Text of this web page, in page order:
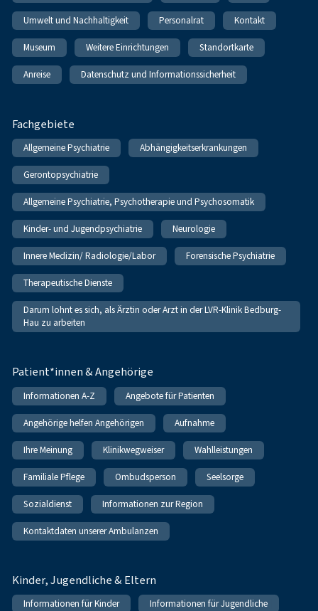
Umwelt und Nachhaltigkeit Personalrat Kontakt
Museum Weitere Einrichtungen Standortkarte
Anreise Datenschutz und Informationssicherheit
Fachgebiete
Allgemeine Psychiatrie Abhängigkeitserkrankungen
Gerontopsychiatrie
Allgemeine Psychiatrie, Psychotherapie und Psychosomatik
Kinder- und Jugendpsychiatrie Neurologie
Innere Medizin/ Radiologie/Labor Forensische Psychiatrie
Therapeutische Dienste
Darum lohnt es sich, als Ärztin oder Arzt in der LVR-Klinik Bedburg-
Hau zu arbeiten
Patient*innen & Angehörige
Informationen A-Z Angebote für Patienten
Angehörige helfen Angehörigen Aufnahme
Ihre Meinung Klinikwegweiser Wahlleistungen
Familiale Pflege Ombudsperson Seelsorge
Sozialdienst Informationen zur Region
Kontaktdaten unserer Ambulanzen
Kinder, Jugendliche & Eltern
Informationen für Kinder Informationen für Jugendliche